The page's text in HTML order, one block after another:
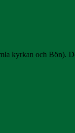
kyrkan och